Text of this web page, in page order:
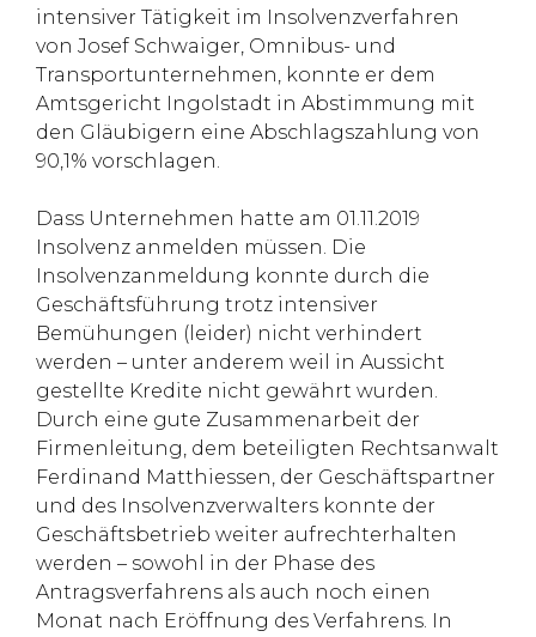
intensiver Tätigkeit im Insolvenzverfahren
von Josef Schwaiger, Omnibus- und
Transportunternehmen, konnte er dem
Amtsgericht Ingolstadt in Abstimmung mit
den Gläubigern eine Abschlagszahlung von
90,1% vorschlagen.
Dass Unternehmen hatte am 01.11.2019
Insolvenz anmelden müssen. Die
Insolvenzanmeldung konnte durch die
Geschäftsführung trotz intensiver
Bemühungen (leider) nicht verhindert
werden – unter anderem weil in Aussicht
gestellte Kredite nicht gewährt wurden.
Durch eine gute Zusammenarbeit der
Firmenleitung, dem beteiligten Rechtsanwalt
Ferdinand Matthiessen, der Geschäftspartner
und des Insolvenzverwalters konnte der
Geschäftsbetrieb weiter aufrechterhalten
werden – sowohl in der Phase des
Antragsverfahrens als auch noch einen
Monat nach Eröffnung des Verfahrens. In